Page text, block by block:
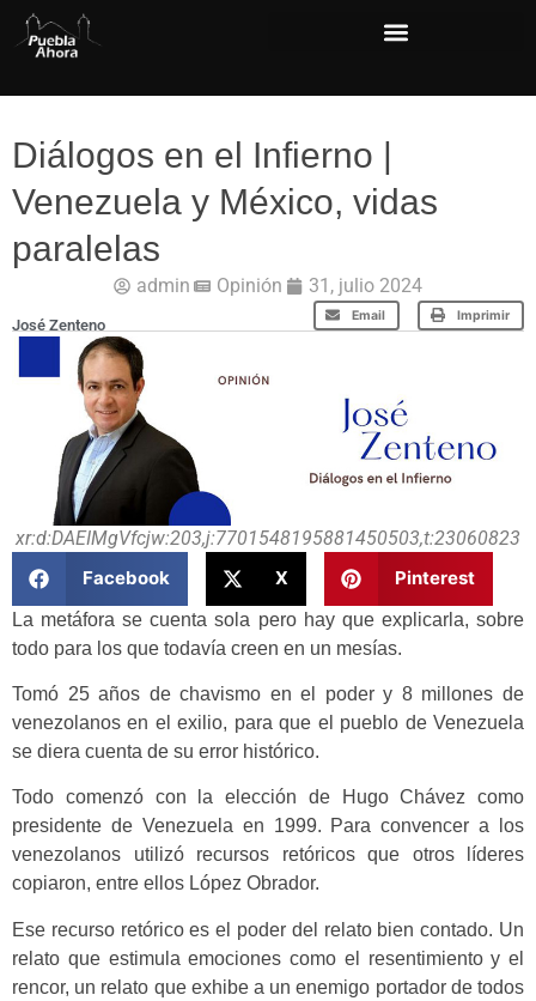
Diálogos en el Infierno |
Venezuela y México, vidas
paralelas
admin Opinión 31, julio 2024
Email Imprimir
José Zenteno
xr:d:DAEIMgVfcjw:203,j:7701548195881450503,t:23060823
Facebook
X Pinterest
La metáfora se cuenta sola pero hay que explicarla, sobre
todo para los que todavía creen en un mesías.
Tomó 25 años de chavismo en el poder y 8 millones de
venezolanos en el exilio, para que el pueblo de Venezuela
se diera cuenta de su error histórico.
Todo comenzó con la elección de Hugo Chávez como
presidente de Venezuela en 1999. Para convencer a los
venezolanos utilizó recursos retóricos que otros líderes
copiaron, entre ellos López Obrador.
Ese recurso retórico es el poder del relato bien contado. Un
relato que estimula emociones como el resentimiento y el
rencor, un relato que exhibe a un enemigo portador de todos